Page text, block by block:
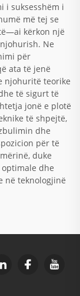
i suksesshëm i
më tej se
kërkon një
Ne
për
ata të jenë
njohuritë teorike
të sigurt të
jonë e plotë
të shpejtë,
dhe
për të
duke
dhe
në teknologjinë